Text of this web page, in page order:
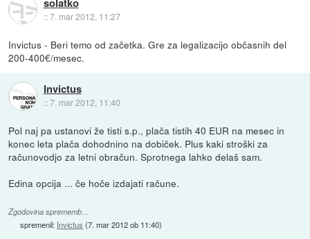
::7. mar 2012, 11:27
Invictus - Beri temo od začetka. Gre za legalizacijo občasnih del
200-400€/mesec.
Invictus
::7. mar 2012, 11:40
Pol naj pa ustanovi že tisti s.p., plača tistih 40 EUR na mesec in
konec leta plača dohodnino na dobiček. Plus kaki stroški za
računovodjo za letni obračun. Sprotnega lahko delaš sam.
Edina opcija ... če hoče izdajati račune.
Zgodovina sprememb…
spremenil: Invictus (7. mar 2012 ob 11:40)